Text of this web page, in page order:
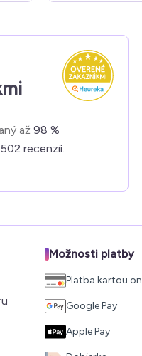
až 98 %
502 recenzií.
Možnosti platby
Platba kartou
Google Pay
Apple Pay